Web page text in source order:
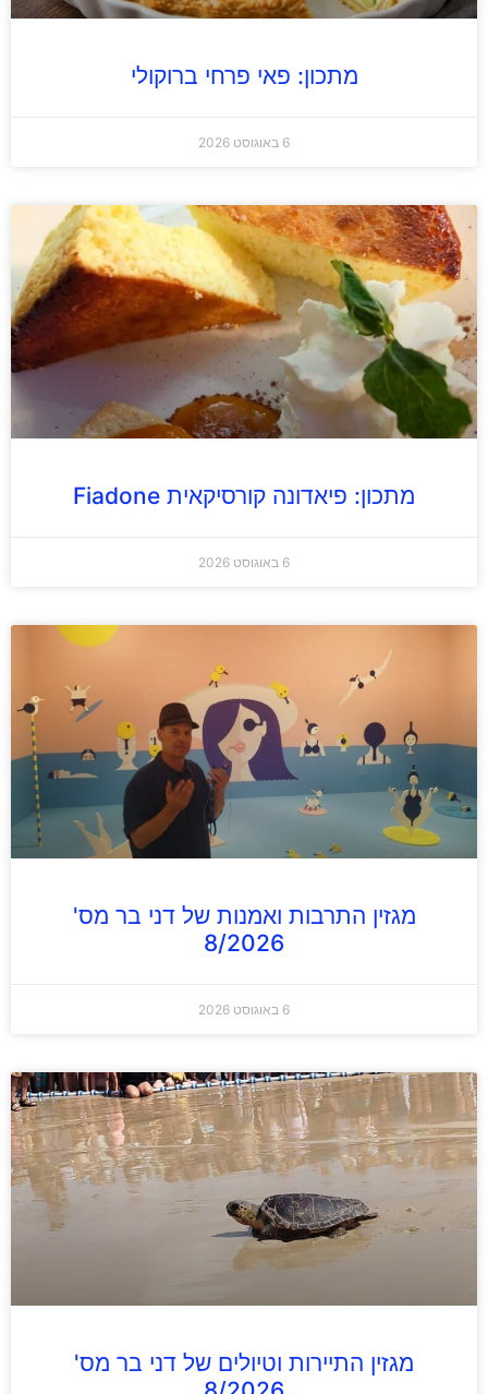
מתכון: פאי פרחי ברוקולי
6 באוגוסט 2026
מתכון: פיאדונה קורסיקאית Fiadone
6 באוגוסט 2026
מגזין התרבות ואמנות של דני בר מס'
8/2026
6 באוגוסט 2026
מגזין התיירות וטיולים של דני בר מס'